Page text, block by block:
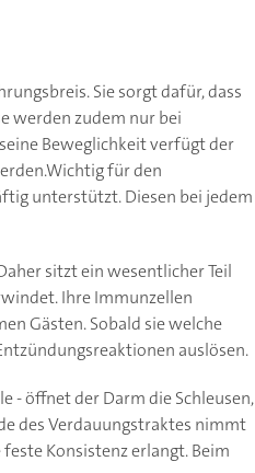
Sie sorgt dafür, dass
werden zudem nur bei
Beweglichkeit verfügt der
für den
unterstützt. Diesen bei jedem
sitzt ein wesentlicher Teil
Ihre Immunzellen
Gästen. Sobald sie welche
auslösen.
- öffnet der Darm die Schleusen,
des Verdauungstraktes nimmt
Konsistenz erlangt. Beim